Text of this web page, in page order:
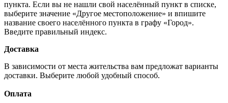
пункта. Если вы не нашли свой населённый пункт в списке,
выберите значение «Другое местоположение» и впишите
название своего населённого пункта в графу «Город».
Введите правильный индекс.
Доставка
В зависимости от места жительства вам предложат варианты
доставки. Выберите любой удобный способ.
Оплата